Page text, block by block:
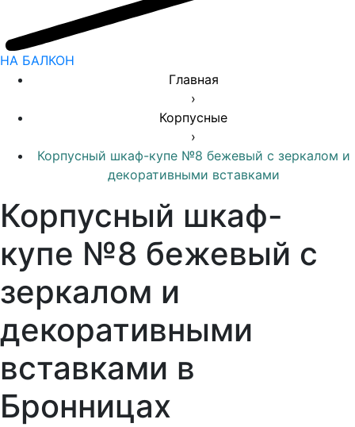
НА БАЛКОН
Главная
›
Корпусные
›
Корпусный шкаф-купе №8 бежевый с зеркалом и
декоративными вставками
Корпусный шкаф-
купе №8 бежевый с
зеркалом и
декоративными
вставками в
Бронницах